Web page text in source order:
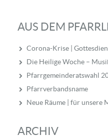
AUS DEM
Corona-Krise |
Die Heilige Woche –
Pfarrgemeinderatswahl
Pfarrverbandsname
Neue Räume | für unsere
ARCHIV